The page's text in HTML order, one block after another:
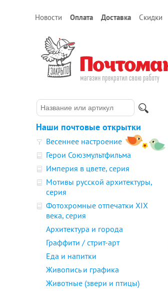
Новости Оплата Доставка Скидки
Наши почтовые открытки
Весеннее настроение
Герои Союзмультфильма
Империя в цвете, серия
Мотивы русской архитектуры,
серия
Фотохромные отпечатки XIX
века, серия
Архитектура и города
Граффити / стрит-арт
Еда и напитки
Живопись и графика
Животные (звери и птицы)